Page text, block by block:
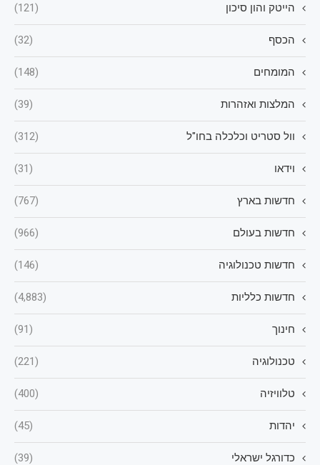
הייטק והון סיכון (121)
הכסף (32)
המומחים (148)
המלצות ואזהרות (39)
וול סטריט וכלכלה בחו"ל (312)
וידאו (31)
חדשות בארץ (767)
חדשות בעולם (966)
חדשות טכנולוגיה (146)
חדשות כלליות (4,883)
חינוך (91)
טכנולוגיה (221)
טלוויזיה (400)
יהדות (45)
כדורגל ישראלי (39)